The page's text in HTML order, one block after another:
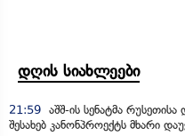
დღის სიახლეები
21:59 აშშ-ის სენატმა რუსეთისა
შესახებ კანონპროექტს მხარი